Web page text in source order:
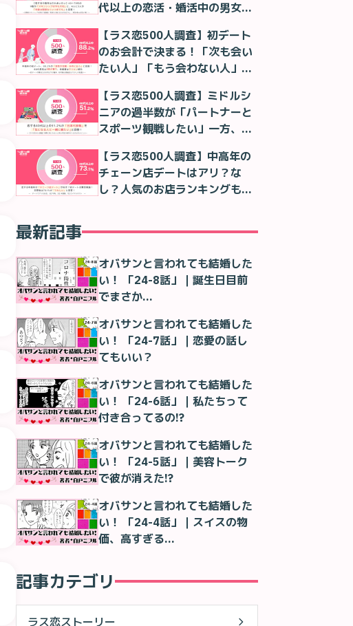
代以上の恋活・婚活中の男女の
【ラス恋500人調査】初デート
のお会計で決まる！「次も会い
たい人」「もう会わない人」が
【ラス恋500人調査】ミドルシ
ニアの過半数が「パートナーと
スポーツ観戦したい」一方、実
【ラス恋500人調査】中高年の
チェーン店デートはアリ？な
し？人気のお店ランキングも紹
最新記事
オバサンと言われても結婚した
い！ 「24-8話」｜誕生日目前
でまさか…
オバサンと言われても結婚した
い！ 「24-7話」｜恋愛の話し
てもいい？
オバサンと言われても結婚した
い！ 「24-6話」｜私たちって
付き合ってるの!?
オバサンと言われても結婚した
い！ 「24-5話」｜美容トーク
で彼が消えた!?
オバサンと言われても結婚した
い！ 「24-4話」｜スイスの物
価、高すぎる…
記事カテゴリ
ラス恋ストーリー